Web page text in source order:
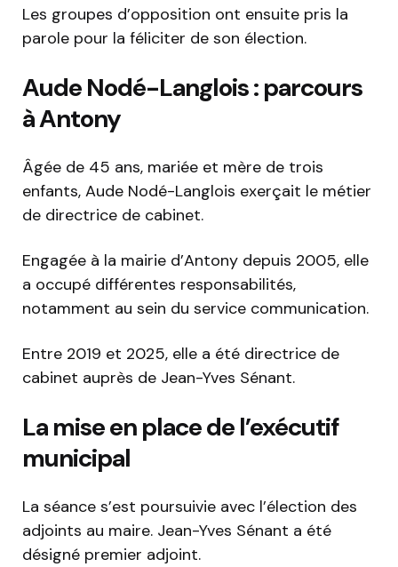
Les groupes d’opposition ont ensuite pris la
parole pour la féliciter de son élection.
Aude Nodé-Langlois : parcours
à Antony
Âgée de 45 ans, mariée et mère de trois
enfants, Aude Nodé-Langlois exerçait le métier
de directrice de cabinet.
Engagée à la mairie d’Antony depuis 2005, elle
a occupé différentes responsabilités,
notamment au sein du service communication.
Entre 2019 et 2025, elle a été directrice de
cabinet auprès de Jean-Yves Sénant.
La mise en place de l’exécutif
municipal
La séance s’est poursuivie avec l’élection des
adjoints au maire. Jean-Yves Sénant a été
désigné premier adjoint.